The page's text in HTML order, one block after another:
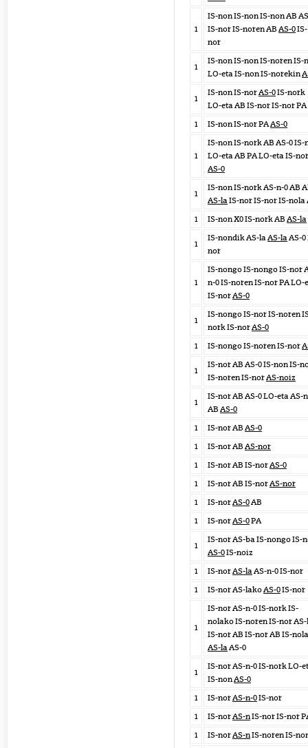
1
IS-non IS-non IS-non AB
IS-nor IS-noren AB AS-0IS-
nor
1
IS-non IS-non IS-noren IS-
LO-eta IS-non IS-norekin
1
IS-non IS-norAS-0IS-nork
LO-eta AB IS-nor IS-nor PA
1
IS-non IS-nor PAAS-0
1
IS-non IS-nork AB AS-0 IS-
LO-eta AB PA LO-eta IS-nor
AS-0
1
IS-non IS-nork AS-n-0 AB
AS-laIS-nor IS-nor IS-nola
1
IS-non X0 IS-nork AB AS-la
1
IS-nondik AS-laAS-laAS-0
nor
1
IS-nongo IS-nongo IS-nor
n-0 IS-noren IS-nor PA LO-
IS-norAS-0
1
IS-nongo IS-nor IS-noren
nork IS-norAS-0
1
IS-nongo IS-noren IS-nor
1
IS-nor AB AS-0 IS-non IS-
IS-noren IS-norAS-noiz
1
IS-nor AB AS-0 LO-eta AS-
AB AS-0
1
IS-nor AB AS-0
1
IS-nor AB AS-nor
1
IS-nor AB IS-norAS-0
1
IS-nor AB IS-norAS-nor
1
IS-norAS-0AB
1
IS-norAS-0PA
1
IS-nor AS-ba IS-nongo IS-
AS-0IS-noiz
1
IS-norAS-laAS-n-0 IS-nor
1
IS-nor AS-lakoAS-0IS-nor
1
IS-nor AS-n-0 IS-nork IS-
nolako IS-noren IS-nor
IS-nor AB IS-nor AB IS-nola
AS-laAS-0
1
IS-nor AS-n-0 IS-nork LO-
IS-nonAS-0
1
IS-norAS-n-0IS-nor
1
IS-norAS-nIS-nor IS-nor
1
IS-norAS-nIS-noren IS-